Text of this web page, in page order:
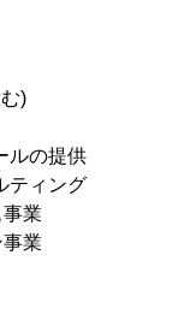
)
の提供
ィング
業
業